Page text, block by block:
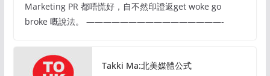
Marketing PR 都唔慌好，自不然印證返get woke go
broke 嘅說法。 ————————————————-
Takki Ma:北美媒體公式